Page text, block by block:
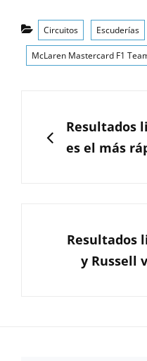
Categorías
Circuitos Escuderías
McLaren Mastercard F1
entradas
ANTERIOR
Resultados
es el más
SIGUIENTE
Resultados
y Russell